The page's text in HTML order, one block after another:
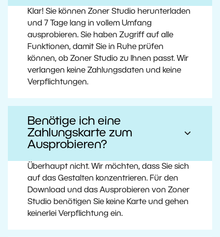
Klar! Sie können Zoner Studio herunterladen
und 7 Tage lang in vollem Umfang
ausprobieren. Sie haben Zugriff auf alle
Funktionen, damit Sie in Ruhe prüfen
können, ob Zoner Studio zu Ihnen passt. Wir
verlangen keine Zahlungsdaten und keine
Verpflichtungen.
Benötige ich eine
Zahlungskarte zum
Ausprobieren?
Überhaupt nicht. Wir möchten, dass Sie sich
auf das Gestalten konzentrieren. Für den
Download und das Ausprobieren von Zoner
Studio benötigen Sie keine Karte und gehen
keinerlei Verpflichtung ein.